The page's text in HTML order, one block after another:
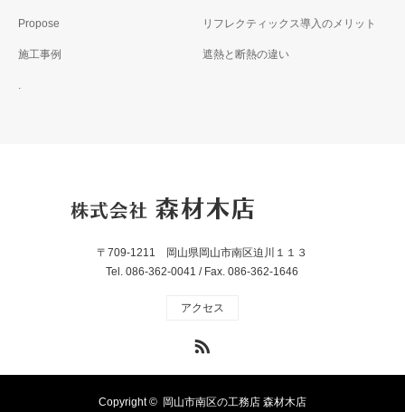
Propose
施工事例
.
リフレクティックス導入のメリット
遮熱と断熱の違い
〒709-1211 岡山県岡山市南区迫川１１３
Tel. 086-362-0041 / Fax. 086-362-1646
アクセス
Copyright © 岡山市南区の工務店 森材木店